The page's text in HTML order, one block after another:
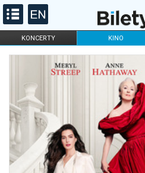
KONCERTY KINO
FILHARMONIA OPERA I BALET
DLA DZIECI
ONLINE